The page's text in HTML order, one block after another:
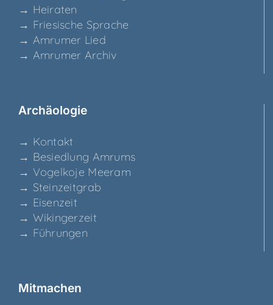
→ Hei­ra­ten
→ Frie­si­sche Sprache
→ Amru­mer Lied
→ Amru­mer Archiv
Archäo­lo­gie
→ Kon­takt
→ Besied­lung Amrums
→ Vogel­ko­je Meeram
→ Stein­zeit­grab
→ Eisen­zeit
→ Wikin­ger­zeit
→ Füh­run­gen
Mit­ma­chen